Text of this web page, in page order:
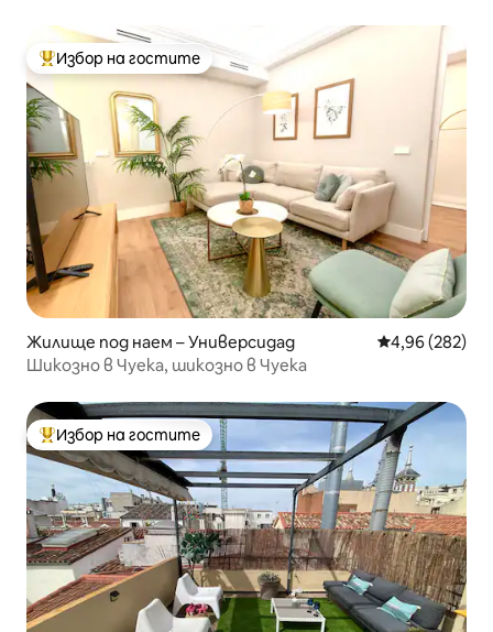
Най-популярен избор на гостите
Избор на гостите
Жилище под наем – Универсидад Средна
4,96 (282)
Шикозно в Чуека, шикозно в Чуека
Най-популярен избор на гостите
Избор на гостите